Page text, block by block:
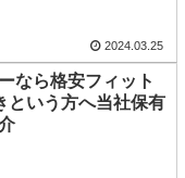
2024.03.25
なら格安フィット
という方へ当社保有